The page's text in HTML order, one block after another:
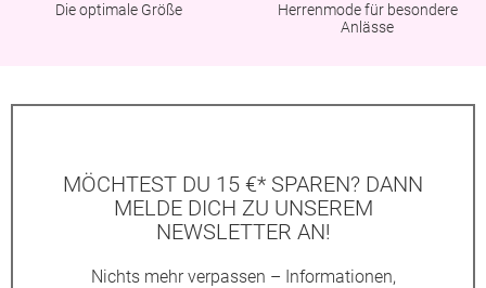
Die optimale Größe
Herrenmode für besondere
Anlässe
MÖCHTEST DU 15 €* SPAREN? DANN
MELDE DICH ZU UNSEREM
NEWSLETTER AN!
Nichts mehr verpassen – Informationen,